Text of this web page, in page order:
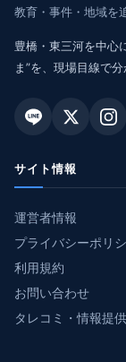
教育・事件・地域を
豊橋・東三河を中心
ま”を、現場目線で
サイト情報
運営者情報
プライバシーポリ
利用規約
お問い合わせ
タレコミ・情報提供